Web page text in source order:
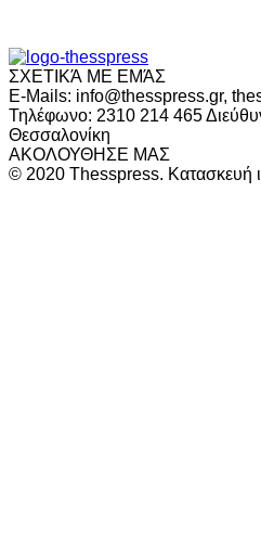
ΣΧΕΤΙΚΆ ΜΕ ΕΜΆΣ
E-Mails: info@thesspress.gr,
Τηλέφωνο: 2310 214 465
Θεσσαλονίκη
ΑΚΟΛΟΥΘΗΣΕ ΜΑΣ
© 2020 Thesspress. Κατασκευή